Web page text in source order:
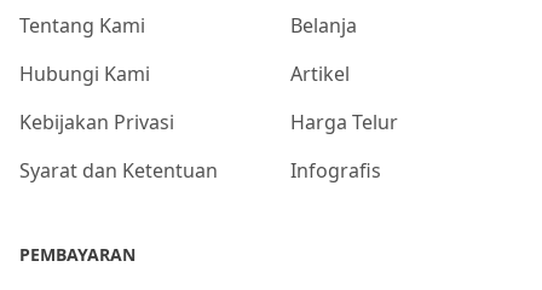
Tentang Kami
Hubungi Kami
Kebijakan Privasi
Syarat dan Ketentuan
Belanja
Artikel
Harga Telur
Infografis
PEMBAYARAN